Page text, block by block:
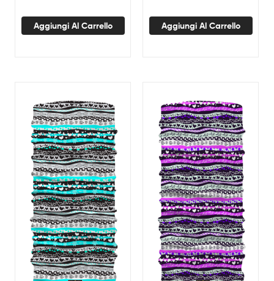
Aggiungi Al Carrello Aggiungi Al Carrello